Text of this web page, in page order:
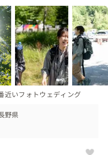
きな方
おすすめです
スが可能なのでスキー、ス
ます
いスノーボードをします。
近いフォトウェディング
野県